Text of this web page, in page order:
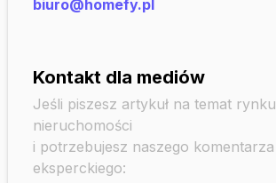
biuro@homefy.pl
Kontakt dla mediów
Jeśli piszesz artykuł na temat rynku
nieruchomości
i potrzebujesz naszego komentarza
eksperckiego: